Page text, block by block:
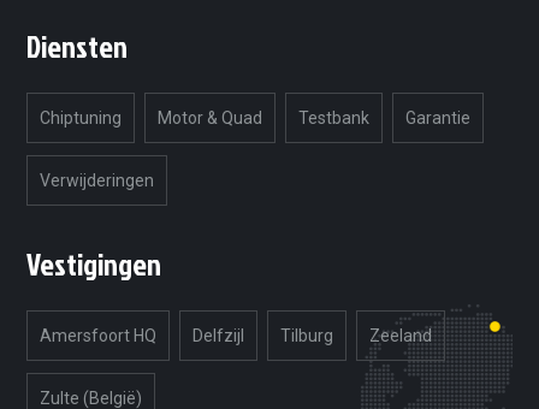
Diensten
Chiptuning Motor & Quad Testbank Garantie
Verwijderingen
Vestigingen
Amersfoort HQ Delfzijl Tilburg Zeeland
Zulte (België)